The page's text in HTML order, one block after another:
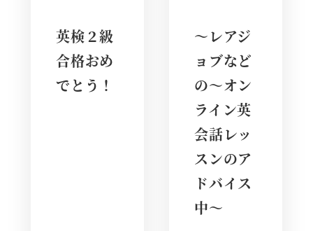
英検２級
合格おめ
でとう！
～レアジ
ョブなど
の～オン
ライン英
会話レッ
スンのア
ドバイス
中～